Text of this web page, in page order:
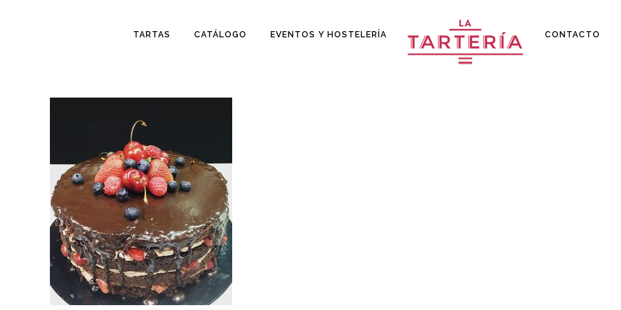
TARTAS CATÁLOGO EVENTOS Y HOSTELERÍA CONTACTO